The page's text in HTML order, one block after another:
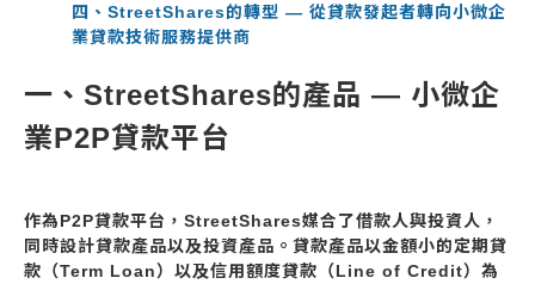
四、StreetShares的轉型 — 從貸款發起者轉向小微企
業貸款技術服務提供商
一、StreetShares的產品 — 小微企
業P2P貸款平台
作為P2P貸款平台，StreetShares媒合了借款人與投資人，
同時設計貸款產品以及投資產品。貸款產品以金額小的定期貸
款（Term Loan）以及信用額度貸款（Line of Credit）為